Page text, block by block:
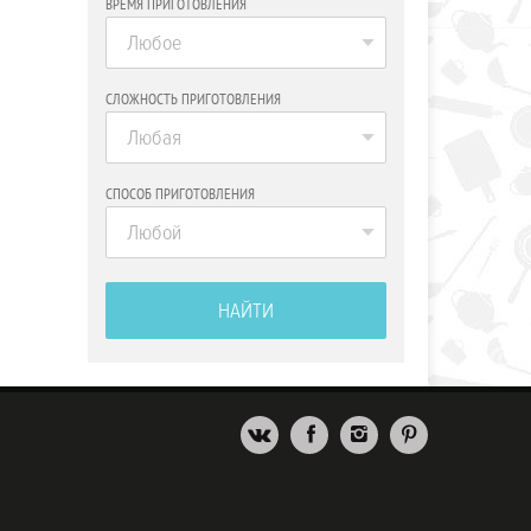
ВРЕМЯ ПРИГОТОВЛЕНИЯ
Любое
СЛОЖНОСТЬ ПРИГОТОВЛЕНИЯ
Любая
СПОСОБ ПРИГОТОВЛЕНИЯ
Любой
НАЙТИ